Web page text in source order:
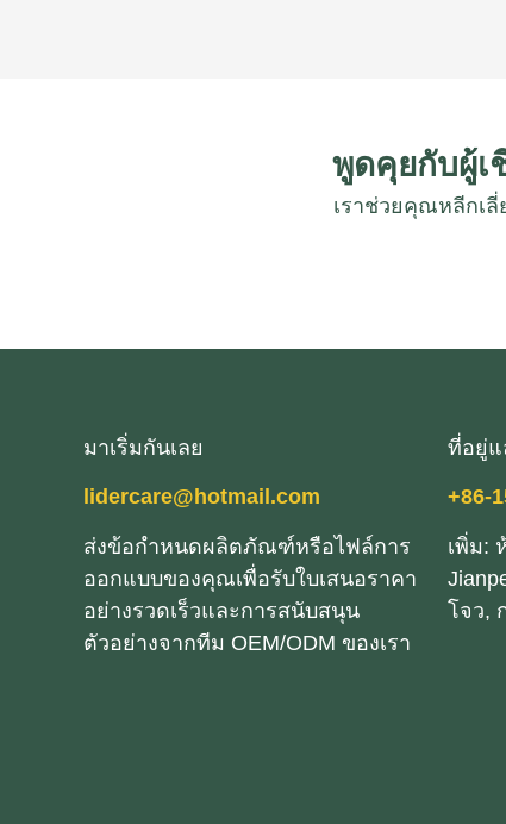
พูดคุยกับผู้เ
เราช่วยคุณหลีกเ
มาเริ่มกันเลย
lidercare@hotmail.com
ส่งข้อกําหนดผลิตภัณฑ์หรือไฟล์การ
ออกแบบของคุณเพื่อรับใบเสนอราคา
อย่างรวดเร็วและการสนับสนุน
ตัวอย่างจากทีม OEM/ODM ของเรา
ที่อยู่แ
+86-
เพิ่ม:
โจว,